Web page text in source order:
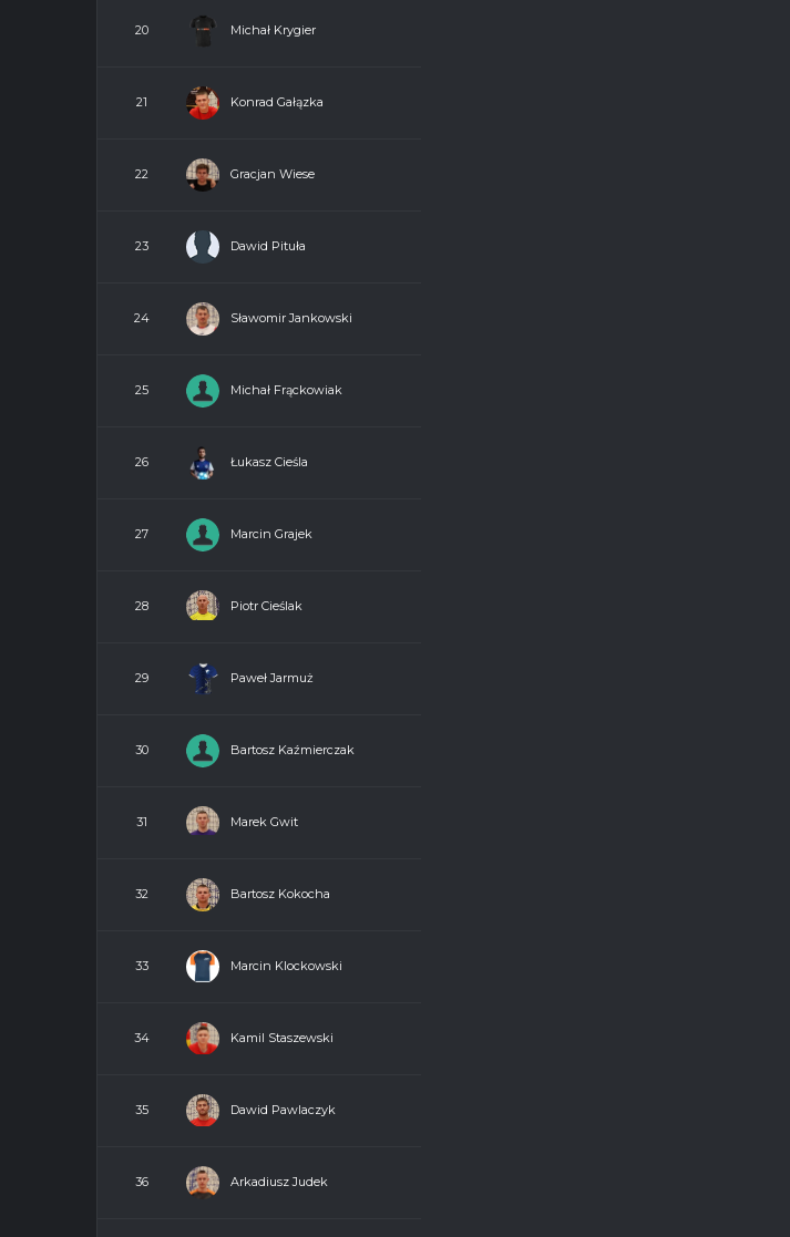
20 Michał Krygier
21 Konrad Gałązka
22 Gracjan Wiese
23 Dawid Pituła
24 Sławomir Jankowski
25 Michał Frąckowiak
26 Łukasz Cieśla
27 Marcin Grajek
28 Piotr Cieślak
29 Paweł Jarmuż
30 Bartosz Kaźmierczak
31 Marek Gwit
32 Bartosz Kokocha
33 Marcin Klockowski
34 Kamil Staszewski
35 Dawid Pawlaczyk
36 Arkadiusz Judek